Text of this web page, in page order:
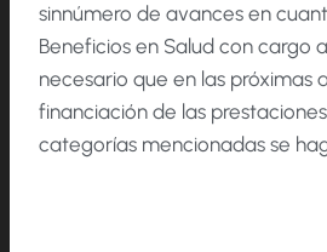
sinnúmero de avances en
Beneficios en Salud con cargo
necesario que en las próximas
financiación de las
categorías mencionadas se